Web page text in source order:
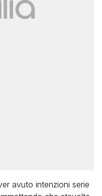
avuto intenzioni serie